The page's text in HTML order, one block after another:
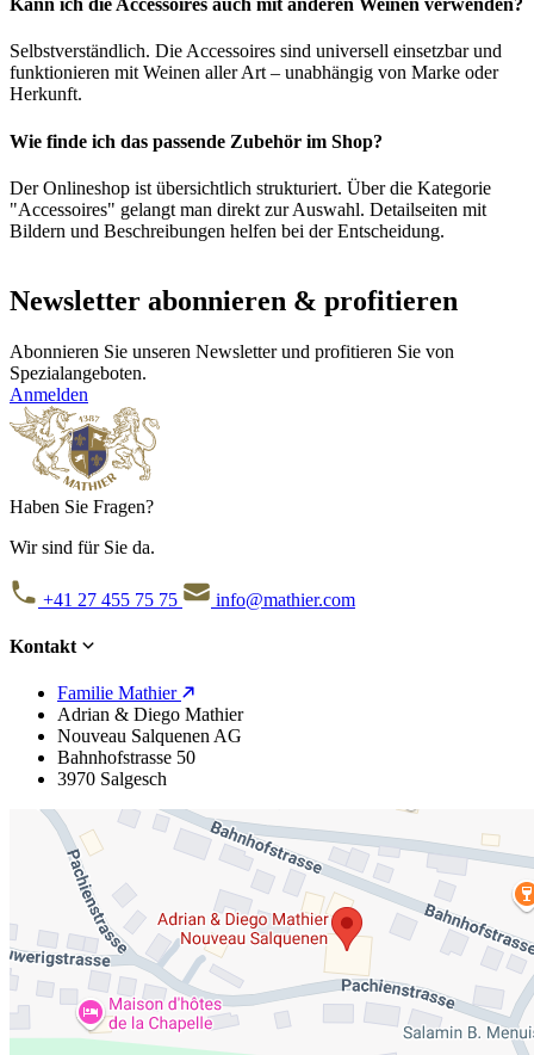
Kann ich die Accessoires auch mit anderen Weinen verwenden?
Selbstverständlich. Die Accessoires sind universell einsetzbar und
funktionieren mit Weinen aller Art – unabhängig von Marke oder
Herkunft.
Wie finde ich das passende Zubehör im Shop?
Der Onlineshop ist übersichtlich strukturiert. Über die Kategorie
"Accessoires" gelangt man direkt zur Auswahl. Detailseiten mit
Bildern und Beschreibungen helfen bei der Entscheidung.
Newsletter abonnieren & profitieren
Abonnieren Sie unseren Newsletter und profitieren Sie von
Spezialangeboten.
Anmelden
Haben Sie Fragen?
Wir sind für Sie da.
+41 27 455 75 75 info@mathier.com
Kontakt
Familie Mathier
Adrian & Diego Mathier
Nouveau Salquenen AG
Bahnhofstrasse 50
3970 Salgesch